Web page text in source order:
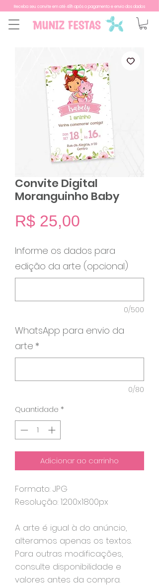
Receba seu convite em até 48h após o pagamento e envio dos dados
Convite Digital
Moranguinho Baby
R$ 25,00
Informe os dados para
edição da arte (opcional)
0/500
WhatsApp para envio da
arte *
0/80
Quantidade *
Adicionar ao carrinho
Formato: JPG
Resolução: 1200x1800px
A arte é igual à do anúncio,
alteramos apenas os textos.
Para outras modificações,
consulte disponibilidade e
valores antes da compra.